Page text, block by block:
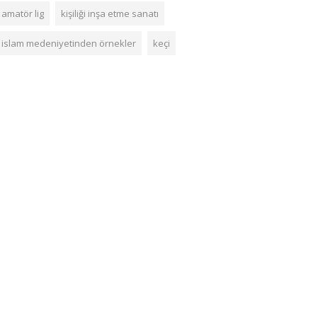
amatör lig kişiliği inşa etme sanatı
islam medeniyetinden örnekler keçi